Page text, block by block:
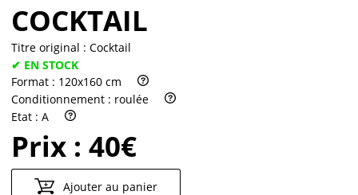
COCKTAIL
Titre original : Cocktail
✔ EN STOCK
Format : 120x160 cm
Conditionnement : roulée
Etat : A
Prix : 40€
Ajouter au panier